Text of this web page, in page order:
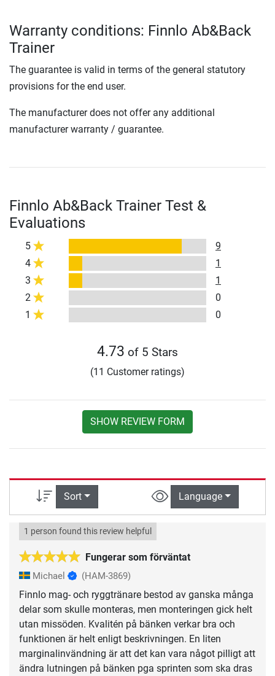
Warranty conditions: Finnlo Ab&Back
Trainer
The guarantee is valid in terms of the general statutory
provisions for the end user.
The manufacturer does not offer any additional
manufacturer warranty / guarantee.
Finnlo Ab&Back Trainer Test &
Evaluations
5
9
4
1
3
1
2
0
1
0
4.73 of 5 Stars
(11 Customer ratings)
SHOW REVIEW FORM
Sort Language
Fungerar som förväntat
1 person found this review helpful
Michael (HAM-3869)
Finnlo mag- och ryggtränare bestod av ganska många
delar som skulle monteras, men monteringen gick helt
utan missöden. Kvalitén på bänken verkar bra och
funktionen är helt enligt beskrivningen. En liten
marginalinvändning är att det kan vara något pilligt att
ändra lutningen på bänken pga sprinten som ska dras